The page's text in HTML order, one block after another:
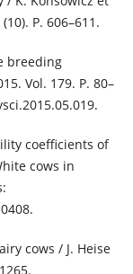
P. 606–611.
breeding
Vol. 179. P. 80–
coefficients of
cows in
cows / J. Heise